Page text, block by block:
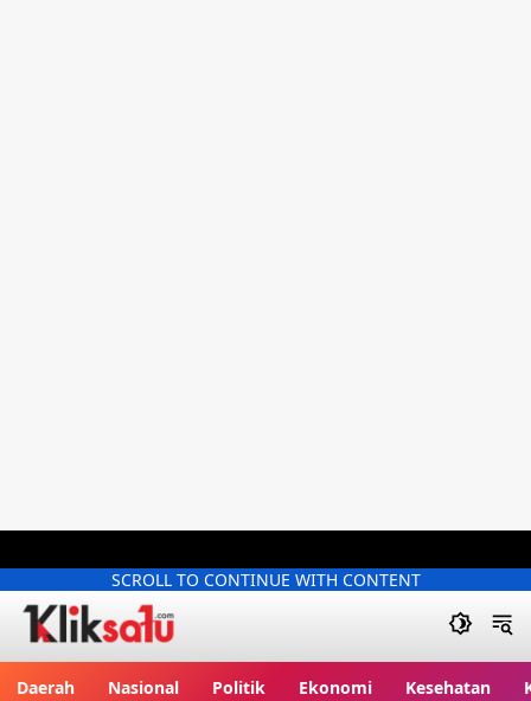
SCROLL TO CONTINUE WITH CONTENT
Daerah Nasional Politik Ekonomi Kesehatan